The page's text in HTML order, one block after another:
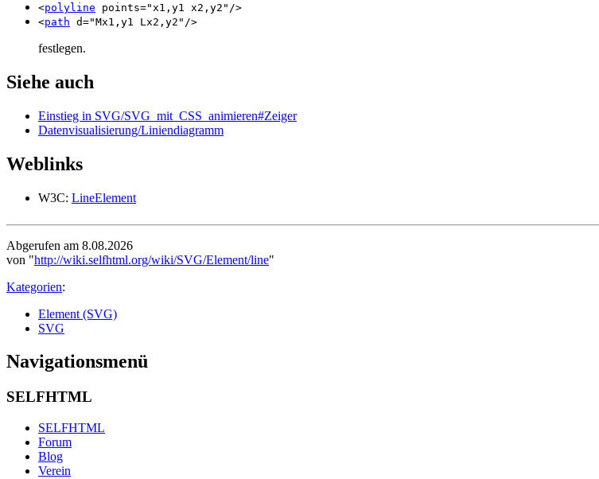
<polyline points="x1,y1 x2,y2"/>
<path d="Mx1,y1 Lx2,y2"/>
festlegen.
Siehe auch
Einstieg in SVG/SVG_mit_CSS_animieren#Zeiger
Datenvisualisierung/Liniendiagramm
Weblinks
W3C: LineElement
Abgerufen am 8.08.2026
von "http://wiki.selfhtml.org/wiki/SVG/Element/line"
Kategorien:
Element (SVG)
SVG
Navigationsmenü
SELFHTML
SELFHTML
Forum
Blog
Verein